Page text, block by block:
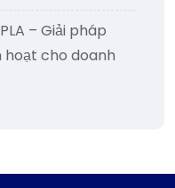
– Giải pháp
cho doanh